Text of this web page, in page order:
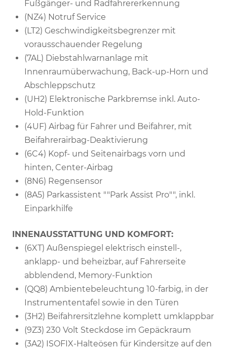
Fußgänger- und Radfahrererkennung
(NZ4) Notruf Service
(LT2) Geschwindigkeitsbegrenzer mit
vorausschauender Regelung
(7AL) Diebstahlwarnanlage mit
Innenraumüberwachung, Back-up-Horn und
Abschleppschutz
(UH2) Elektronische Parkbremse inkl. Auto-
Hold-Funktion
(4UF) Airbag für Fahrer und Beifahrer, mit
Beifahrerairbag-Deaktivierung
(6C4) Kopf- und Seitenairbags vorn und
hinten, Center-Airbag
(8N6) Regensensor
(8A5) Parkassistent ""Park Assist Pro"", inkl.
Einparkhilfe
INNENAUSSTATTUNG UND KOMFORT:
(6XT) Außenspiegel elektrisch einstell-,
anklapp- und beheizbar, auf Fahrerseite
abblendend, Memory-Funktion
(QQ8) Ambientebeleuchtung 10-farbig, in der
Instrumententafel sowie in den Türen
(3H2) Beifahrersitzlehne komplett umklappbar
(9Z3) 230 Volt Steckdose im Gepäckraum
(3A2) ISOFIX-Halteösen für Kindersitze auf den